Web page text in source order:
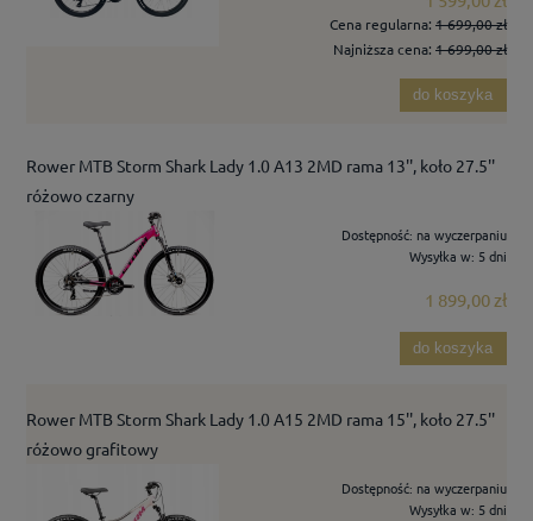
Cena regularna: 1 699,00 zł
Najniższa cena: 1 699,00 zł
do koszyka
Rower MTB Storm Shark Lady 1.0 A13 2MD rama 13'', koło 27.5''
różowo czarny
Dostępność: na wyczerpaniu
Wysyłka w: 5 dni
1 899,00 zł
do koszyka
Rower MTB Storm Shark Lady 1.0 A15 2MD rama 15'', koło 27.5''
różowo grafitowy
Dostępność: na wyczerpaniu
Wysyłka w: 5 dni